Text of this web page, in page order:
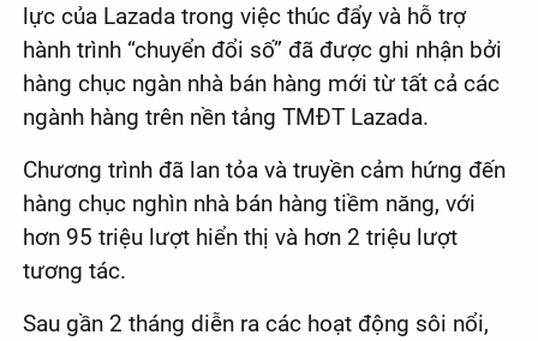
lực của Lazada trong việc thúc đẩy và hỗ trợ
hành trình “chuyển đổi số” đã được ghi nhận bởi
hàng chục ngàn nhà bán hàng mới từ tất cả các
ngành hàng trên nền tảng TMĐT Lazada.
Chương trình đã lan tỏa và truyền cảm hứng đến
hàng chục nghìn nhà bán hàng tiềm năng, với
hơn 95 triệu lượt hiển thị và hơn 2 triệu lượt
tương tác.
Sau gần 2 tháng diễn ra các hoạt động sôi nổi,